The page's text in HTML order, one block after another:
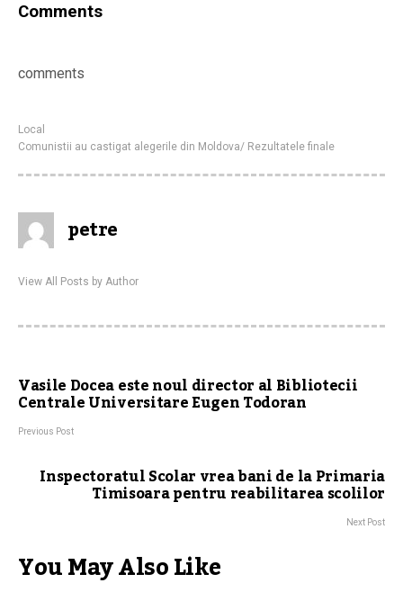
Comments
comments
Local
Comunistii au castigat alegerile din Moldova/ Rezultatele finale
petre
View All Posts by Author
Vasile Docea este noul director al Bibliotecii
Centrale Universitare Eugen Todoran
Previous Post
Inspectoratul Scolar vrea bani de la Primaria
Timisoara pentru reabilitarea scolilor
Next Post
You May Also Like